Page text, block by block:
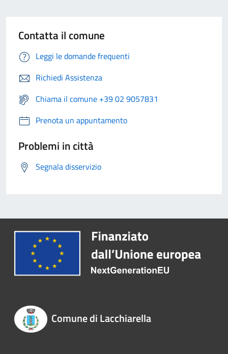
Contatta il comune
Leggi le domande frequenti
Richiedi Assistenza
Chiama il comune +39 02 9057831
Prenota un appuntamento
Problemi in città
Segnala disservizio
Comune di Lacchiarella